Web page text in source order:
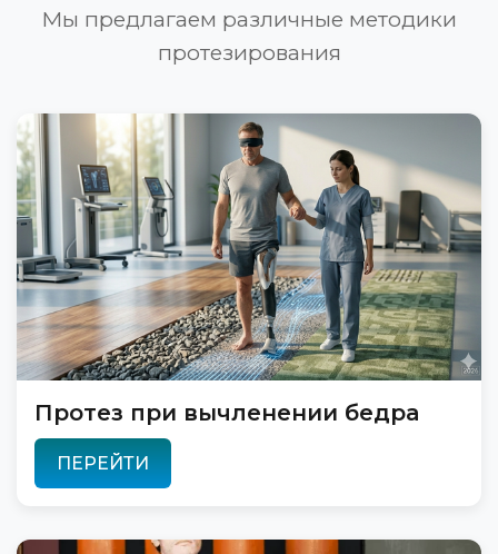
Мы предлагаем различные методики
протезирования
Протез при вычленении бедра
ПЕРЕЙТИ